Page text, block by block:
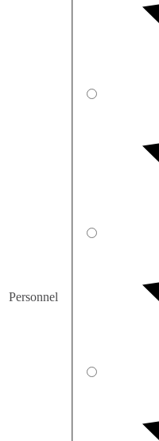
Personnel